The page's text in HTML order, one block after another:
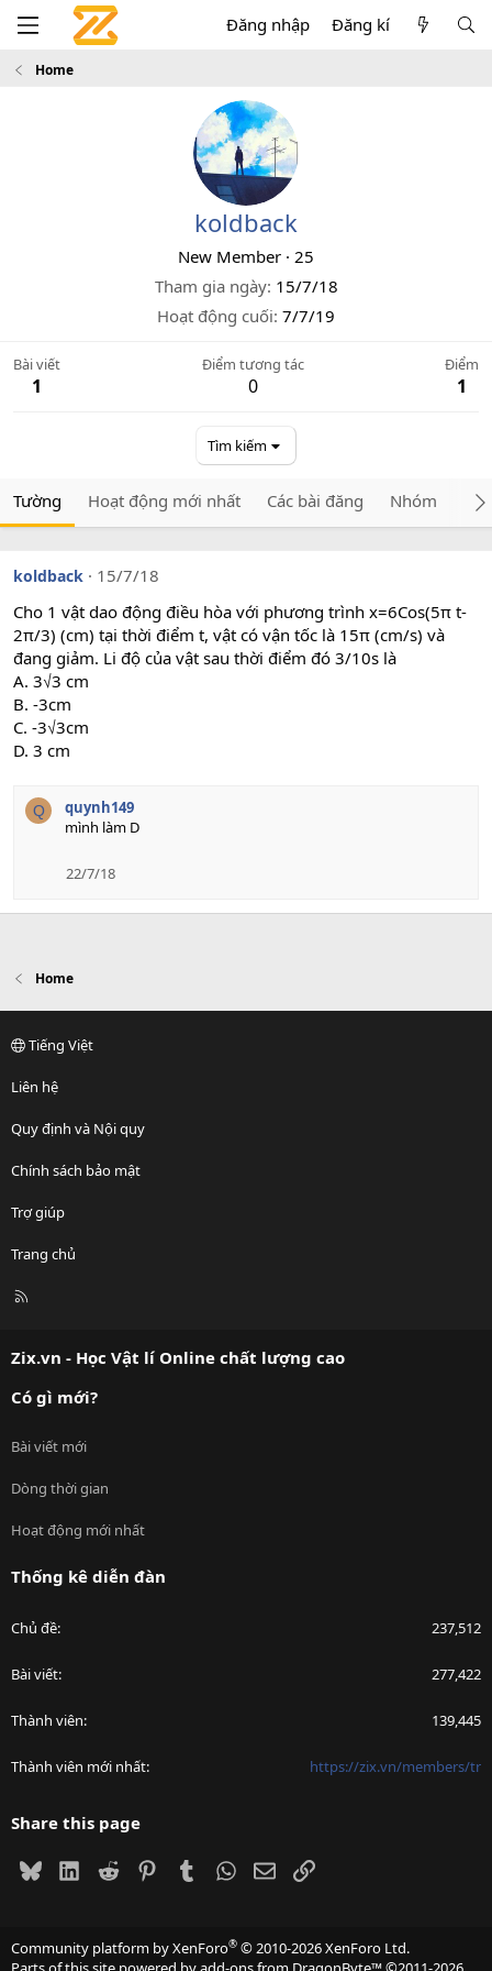
Đăng nhập Đăng kí
Home
koldback
New Member · 25
Tham gia ngày 15/7/18
Hoạt động cuối 7/7/19
Bài viết
1
Điểm tương tác
0
Điểm
1
Tìm kiếm
Tường Hoạt động mới nhất Các bài đăng Nhóm
koldback
15/7/18
Cho 1 vật dao động điều hòa với phương trình x=6Cos(5π t-
2π/3) (cm) tại thời điểm t, vật có vận tốc là 15π (cm/s) và
đang giảm. Li độ của vật sau thời điểm đó 3/10s là
A. 3√3 cm
B. -3cm
C. -3√3cm
D. 3 cm
Q
quynh149
mình làm D
22/7/18
Home
Tiếng Việt
Liên hệ
Quy định và Nội quy
Chính sách bảo mật
Trợ giúp
Trang chủ
R
Zix.vn - Học Vật lí Online chất lượng cao
Có gì mới?
Bài viết mới
Dòng thời gian
Hoạt động mới nhất
Thống kê diễn đàn
Chủ đề 237,512
Bài viết 277,422
Thành viên 139,445
Thành viên mới nhất https://zix.vn/members/tr
Share this page
BlueskyLinkedIn
Reddit PinterestTumblrWhatsApp
EmailLink
Community platform by XenForo® © 2010-2026 XenForo Ltd.